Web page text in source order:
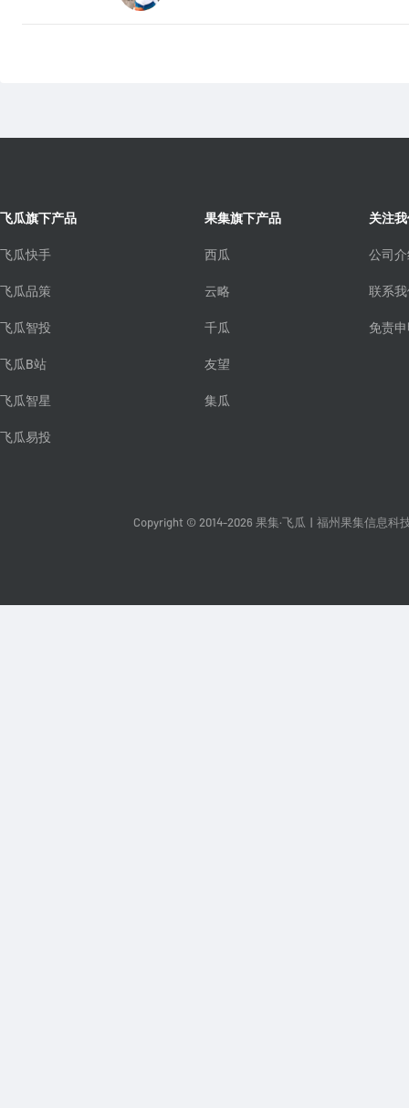
飞瓜旗下产品
飞瓜快手
飞瓜品策
飞瓜智投
飞瓜B站
飞瓜智星
飞瓜易投
果集旗下产品
西瓜
云略
千瓜
友望
集瓜
关注
公司
联系
免责
Copyright © 2014-2026 果集·飞瓜 福州果集信息科